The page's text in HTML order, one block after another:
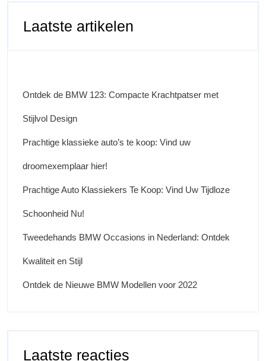
Laatste artikelen
Ontdek de BMW 123: Compacte Krachtpatser met
Stijlvol Design
Prachtige klassieke auto’s te koop: Vind uw
droomexemplaar hier!
Prachtige Auto Klassiekers Te Koop: Vind Uw Tijdloze
Schoonheid Nu!
Tweedehands BMW Occasions in Nederland: Ontdek
Kwaliteit en Stijl
Ontdek de Nieuwe BMW Modellen voor 2022
Laatste reacties